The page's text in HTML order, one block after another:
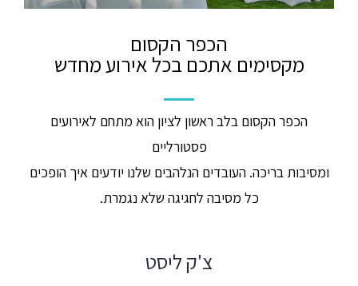
הכפר הקסום
מקסימים אתכם בכל אירוע מחדש
הכפר הקסום בלב ראשון לציון הוא מתחם לאירועים
פסטורליים
ומסיבות בריכה. העובדים הנלהבים שלנו יודעים איך הופכים
כל מסיבה לחגיגה שלא נגמרת.
צ'ק ליסט